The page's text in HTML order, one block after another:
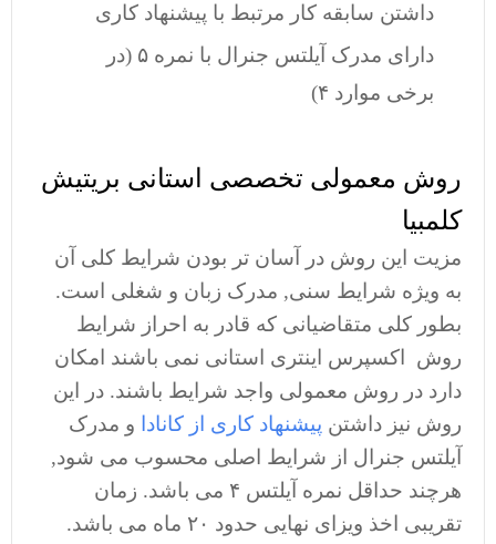
داشتن سابقه کار مرتبط با پیشنهاد کاری
دارای مدرک آیلتس جنرال با نمره ۵ (در
برخی موارد ۴)
روش معمولی تخصصی استانی بریتیش
کلمبیا
مزیت این روش در آسان تر بودن شرایط کلی آن
به ویژه شرایط سنی, مدرک زبان و شغلی است.
بطور کلی متقاضیانی که قادر به احراز شرایط
روش اکسپرس اینتری استانی نمی باشند امکان
دارد در روش معمولی واجد شرایط باشند. در این
روش نیز داشتن پیشنهاد کاری از کانادا و مدرک
آیلتس جنرال از شرایط اصلی محسوب می شود,
هرچند حداقل نمره آیلتس ۴ می باشد. زمان
تقریبی اخذ ویزای نهایی حدود ۲۰ ماه می باشد.